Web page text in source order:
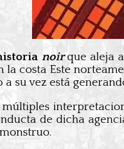
noirque aleja a
costa Este
su vez está
múltiples
de dicha